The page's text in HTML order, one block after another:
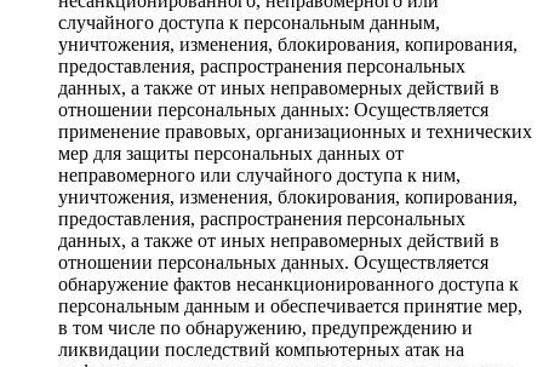
случайного доступа к персональным данным,
уничтожения, изменения, блокирования, копирования,
предоставления, распространения персональных
данных, а также от иных неправомерных действий в
отношении персональных данных: Осуществляется
применение правовых, организационных и технических
мер для защиты персональных данных от
неправомерного или случайного доступа к ним,
уничтожения, изменения, блокирования, копирования,
предоставления, распространения персональных
данных, а также от иных неправомерных действий в
отношении персональных данных. Осуществляется
обнаружение фактов несанкционированного доступа к
персональным данным и обеспечивается принятие мер,
в том числе по обнаружению, предупреждению и
ликвидации последствий компьютерных атак на